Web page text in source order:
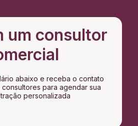
um consultor
abaixo e receba o contato
para agendar sua
personalizada